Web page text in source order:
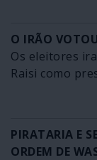
O IRÃO
Os eleitores
Raisi como
PIRATARIA E
ORDEM DE